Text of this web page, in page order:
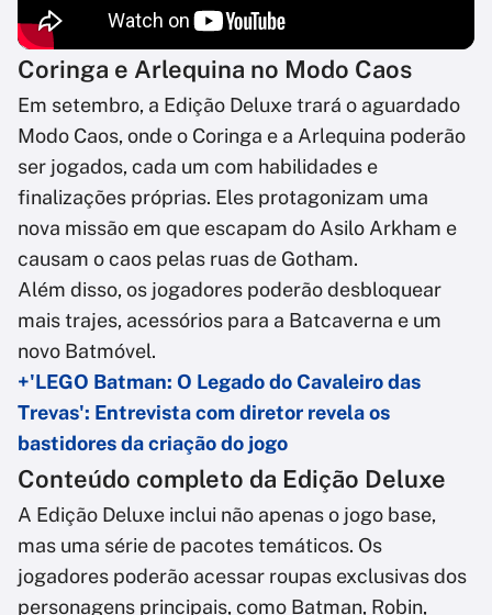
Coringa e Arlequina no Modo Caos
Em setembro, a Edição Deluxe trará o aguardado
Modo Caos, onde o Coringa e a Arlequina poderão
ser jogados, cada um com habilidades e
finalizações próprias. Eles protagonizam uma
nova missão em que escapam do Asilo Arkham e
causam o caos pelas ruas de Gotham.
Além disso, os jogadores poderão desbloquear
mais trajes, acessórios para a Batcaverna e um
novo Batmóvel.
+'LEGO Batman: O Legado do Cavaleiro das
Trevas': Entrevista com diretor revela os
bastidores da criação do jogo
Conteúdo completo da Edição Deluxe
A Edição Deluxe inclui não apenas o jogo base,
mas uma série de pacotes temáticos. Os
jogadores poderão acessar roupas exclusivas dos
personagens principais, como Batman, Robin,